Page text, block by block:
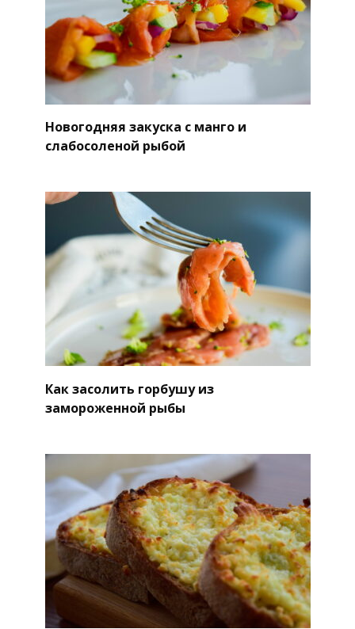
Новогодняя закуска с манго и
слабосоленой рыбой
Как засолить горбушу из
замороженной рыбы